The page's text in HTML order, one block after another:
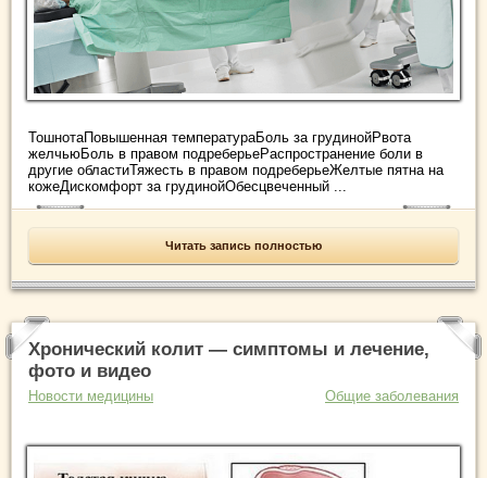
ТошнотаПовышенная температураБоль за грудинойРвота
желчьюБоль в правом подреберьеРаспространение боли в
другие областиТяжесть в правом подреберьеЖелтые пятна на
кожеДискомфорт за грудинойОбесцвеченный ...
Читать запись полностью
Хронический колит — симптомы и лечение,
фото и видео
Новости медицины Общие заболевания